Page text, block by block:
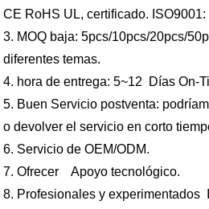
CE RoHS UL, certificado. ISO9001:
3. MOQ baja: 5pcs/10pcs/20pcs/
diferentes temas.
4. hora de entrega:5~12 Días On-
5. Buen Servicio postventa:
o devolver el servicio en corto
6. Servicio de OEM/ODM.
7.Ofrecer Apoyo tecnológico.
8. Profesionales y experimentados